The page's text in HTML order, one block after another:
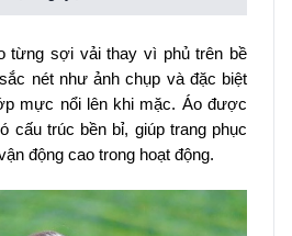
từng sợi vải thay vì phủ trên bề
nét như ảnh chụp và đặc biệt
mực nổi lên khi mặc. Áo được
cấu trúc bền bỉ, giúp trang phục
động cao trong hoạt động.